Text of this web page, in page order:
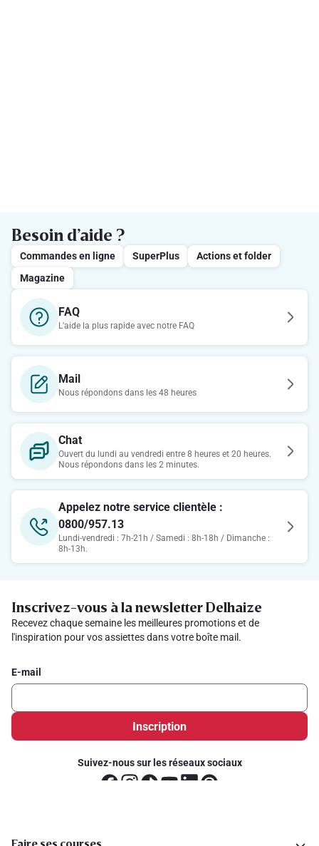
Besoin d’aide ?
Commandes en ligne SuperPlus
Actions et folder
Magazine
FAQ
L'aide la plus rapide avec notre FAQ
Mail
Nous répondons dans les 48 heures
Chat
Ouvert du lundi au vendredi entre 8 heures et 20 heures.
Nous répondons dans les 2 minutes.
Appelez notre service clientèle :
0800/957.13
Lundi-vendredi : 7h-21h / Samedi : 8h-18h / Dimanche :
8h-13h.
Inscrivez-vous à la newsletter Delhaize
Recevez chaque semaine les meilleures promotions et de
l'inspiration pour vos assiettes dans votre boîte mail.
E-mail
Inscription
Suivez-nous sur les réseaux sociaux